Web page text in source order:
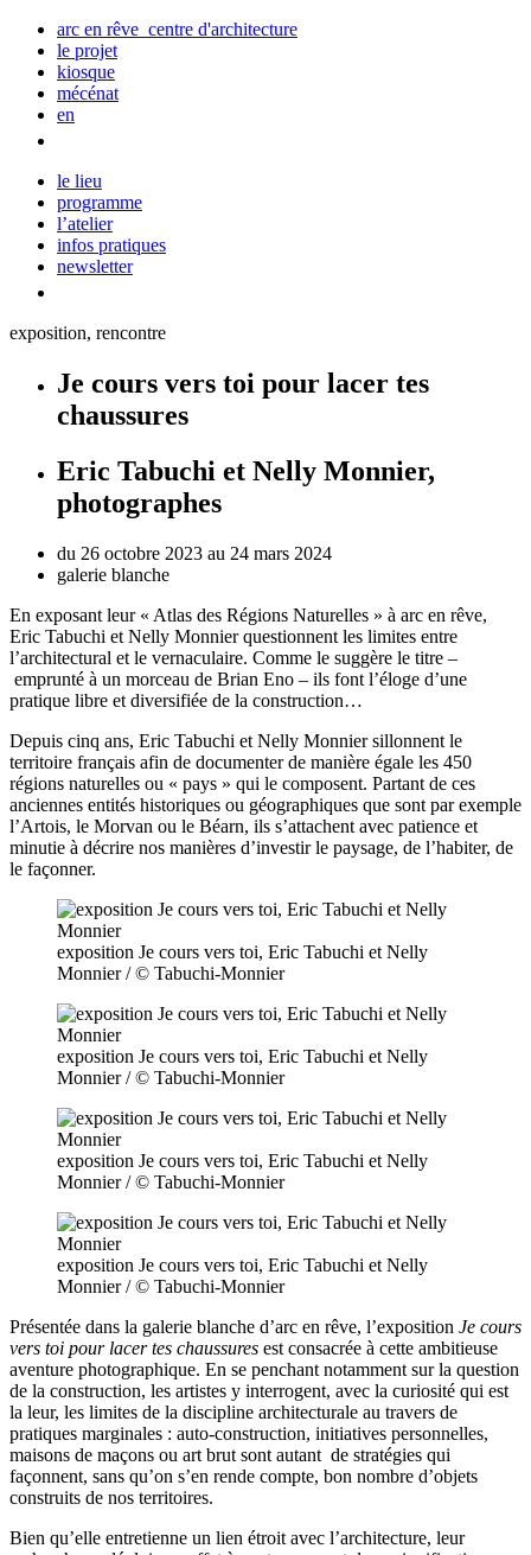
arc en rêve centre d'architecture
le projet
kiosque
mécénat
en
le lieu
programme
l’atelier
infos pratiques
newsletter
exposition, rencontre
Je cours vers toi pour lacer tes
chaussures
Eric Tabuchi et Nelly Monnier,
photographes
du 26 octobre 2023 au 24 mars 2024
galerie blanche
En exposant leur « Atlas des Régions Naturelles » à arc en rêve,
Eric Tabuchi et Nelly Monnier questionnent les limites entre
l’architectural et le vernaculaire. Comme le suggère le titre –
emprunté à un morceau de Brian Eno – ils font l’éloge d’une
pratique libre et diversifiée de la construction…
Depuis cinq ans, Eric Tabuchi et Nelly Monnier sillonnent le
territoire français afin de documenter de manière égale les 450
régions naturelles ou « pays » qui le composent. Partant de ces
anciennes entités historiques ou géographiques que sont par exemple
l’Artois, le Morvan ou le Béarn, ils s’attachent avec patience et
minutie à décrire nos manières d’investir le paysage, de l’habiter, de
le façonner.
exposition Je cours vers toi, Eric Tabuchi et Nelly
Monnier / © Tabuchi-Monnier
exposition Je cours vers toi, Eric Tabuchi et Nelly
Monnier / © Tabuchi-Monnier
exposition Je cours vers toi, Eric Tabuchi et Nelly
Monnier / © Tabuchi-Monnier
exposition Je cours vers toi, Eric Tabuchi et Nelly
Monnier / © Tabuchi-Monnier
Présentée dans la galerie blanche d’arc en rêve, l’exposition Je cours
vers toi pour lacer tes chaussures est consacrée à cette ambitieuse
aventure photographique. En se penchant notamment sur la question
de la construction, les artistes y interrogent, avec la curiosité qui est
la leur, les limites de la discipline architecturale au travers de
pratiques marginales : auto-construction, initiatives personnelles,
maisons de maçons ou art brut sont autant de stratégies qui
façonnent, sans qu’on s’en rende compte, bon nombre d’objets
construits de nos territoires.
Bien qu’elle entretienne un lien étroit avec l’architecture, leur